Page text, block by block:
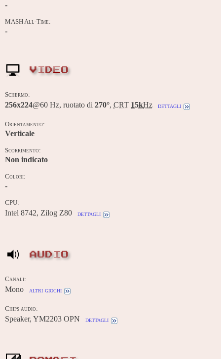
-
MASH All-Time:
-
VIDEO
Schermo:
256x224@60 Hz, ruotato di 270°, CRT 15kHz dettagli
Orientamento:
Verticale
Scorrimento:
Non indicato
Colori:
-
CPU:
Intel 8742, Zilog Z80 dettagli
AUDIO
Canali:
Mono altri giochi
Chips audio:
Speaker, YM2203 OPN dettagli